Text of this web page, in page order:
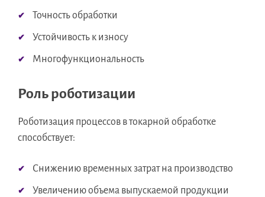
Точность обработки
Устойчивость к износу
Многофункциональность
Роль роботизации
Роботизация процессов в токарной обработке
способствует:
Снижению временных затрат на производство
Увеличению объема выпускаемой продукции